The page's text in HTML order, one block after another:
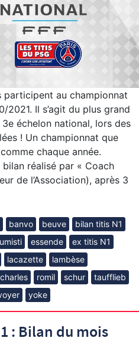
au championnat
2021. Il s’agit du plus grand
échelon national, lors des
! Un championnat que
chaque année.
bilan réalisé par « Coach
de l’Association), après 3
banvo beuve
bilan titis N1
essende
ex titis N1
lacazette
lambèse
romil schur
taufflieb
yoke
: Bilan du mois